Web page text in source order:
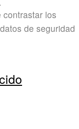
los
de seguridad